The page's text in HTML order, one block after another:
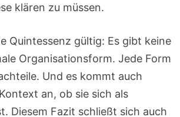
klären zu müssen.
Quintessenz gültig: Es gibt keine
Organisationsform. Jede Form
Und es kommt auch
an, ob sie sich als
Diesem Fazit schließt sich auch